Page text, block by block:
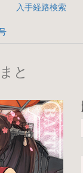
入手経路検索
と